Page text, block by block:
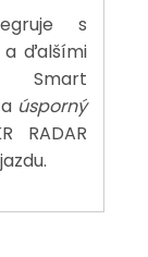
s
a ďalšími
Smart
úsporný
RADAR